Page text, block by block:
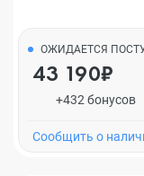
ОЖИДАЕТСЯ
43 190₽
+432 бонусов
Cообщить о